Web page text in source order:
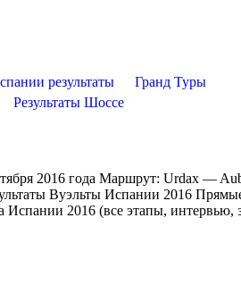
результаты
Гранд Туры
Результаты Шоссе
2016 года Маршрут: Urdax —
Вуэльты Испании 2016
Испании 2016 (все этапы, интервью,